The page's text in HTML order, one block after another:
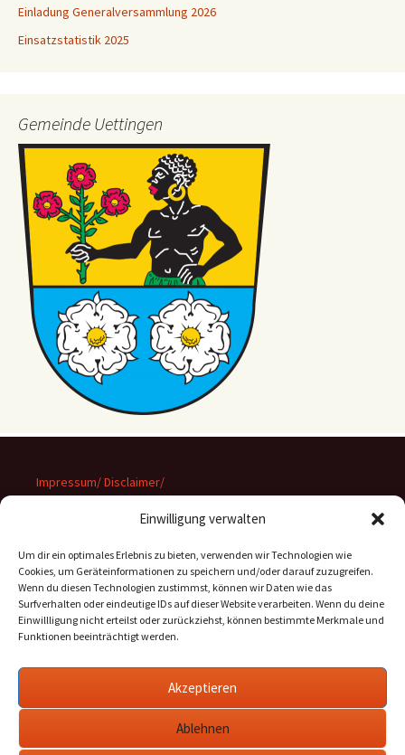
Einwilligung verwalten
Um dir ein optimales Erlebnis zu bieten, verwenden wir Technologien wie
Cookies, um Geräteinformationen zu speichern und/oder darauf zuzugreifen.
Wenn du diesen Technologien zustimmst, können wir Daten wie das
Surfverhalten oder eindeutige IDs auf dieser Website verarbeiten. Wenn du deine
Einwillligung nicht erteilst oder zurückziehst, können bestimmte Merkmale und
Funktionen beeinträchtigt werden.
Akzeptieren
Ablehnen
Einladung Generalversammlung 2026
Einsatzstatistik 2025
Gemeinde Uettingen
Impressum/ Disclaimer/
Datenschutz
Suchen
nach: